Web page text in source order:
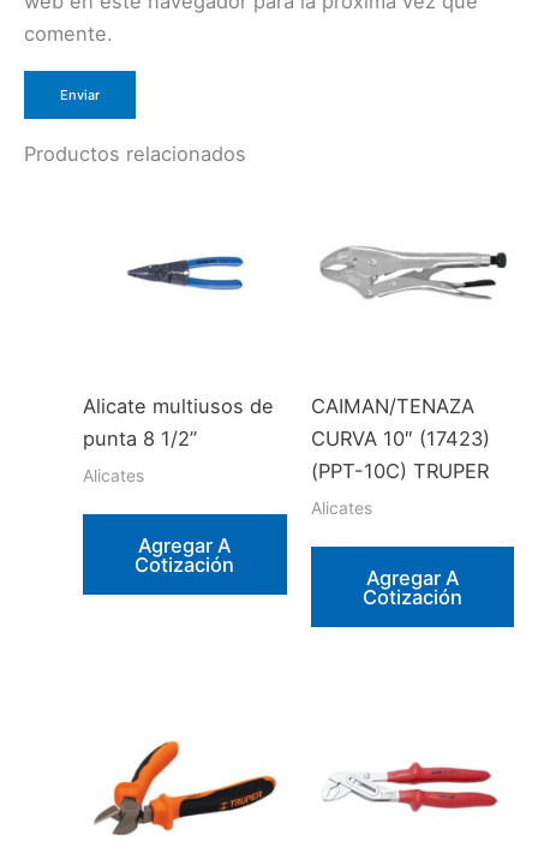
comente.
Productos relacionados
Alicate multiusos de
punta 8 1/2”
Alicates
Agregar A
Cotización
CAIMAN/TENAZA
CURVA 10″ (17423)
(PPT-10C) TRUPER
Alicates
Agregar A
Cotización